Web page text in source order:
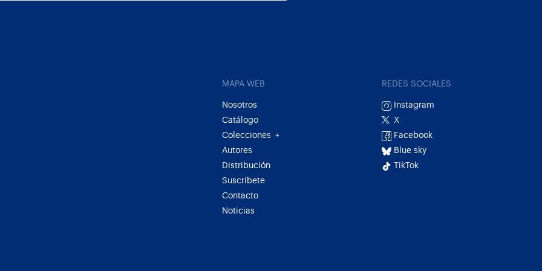
MAPA WEB
Nosotros
Catálogo
Colecciones
+
Autores
Distribución
Suscríbete
Contacto
Noticias
REDES SOCIALES
Instagram
X
Facebook
Blue sky
TikTok